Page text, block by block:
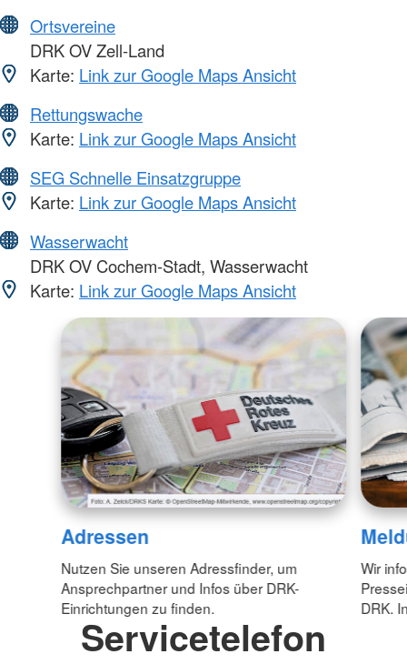
Ortsvereine
DRK OV Zell-Land
Karte: Link zur Google Maps Ansicht
Rettungswache
Karte: Link zur Google Maps Ansicht
SEG Schnelle Einsatzgruppe
Karte: Link zur Google Maps Ansicht
Wasserwacht
DRK OV Cochem-Stadt, Wasserwacht
Karte: Link zur Google Maps Ansicht
Adressen
Nutzen Sie unseren Adressfinder, um
Ansprechpartner und Infos über DRK-
Einrichtungen zu finden.
Wir
DRK.
Servicetelefon